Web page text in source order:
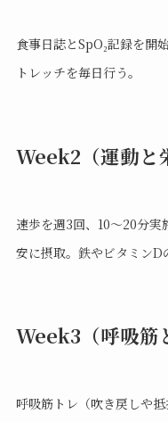
食事日誌とSpO₂記録を開
トレッチを毎日行う。
Week2（運動と
速歩を週3回、10〜20分
安に摂取。鉄やビタミンD
Week3（呼吸筋
呼吸筋トレ（吹き戻しや